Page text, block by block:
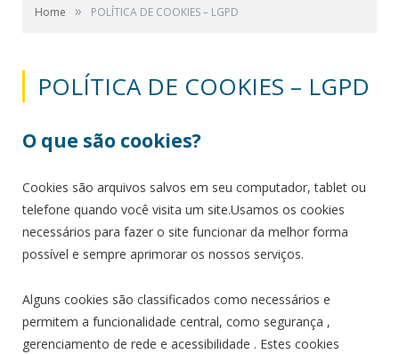
Home » POLÍTICA DE COOKIES – LGPD
POLÍTICA DE COOKIES – LGPD
O que são cookies?
Cookies são arquivos salvos em seu computador, tablet ou
telefone quando você visita um site.Usamos os cookies
necessários para fazer o site funcionar da melhor forma
possível e sempre aprimorar os nossos serviços.
Alguns cookies são classificados como necessários e
permitem a funcionalidade central, como segurança ,
gerenciamento de rede e acessibilidade . Estes cookies